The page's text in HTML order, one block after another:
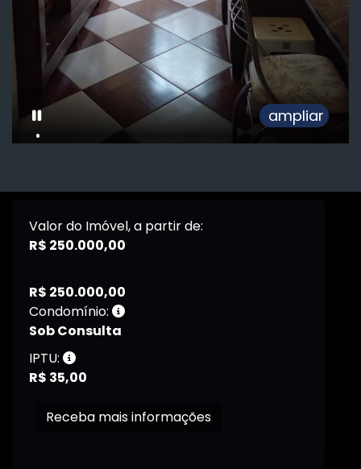
ampliar
Valor do Imóvel, a partir de:
R$ 250.000,00
R$ 250.000,00
Condomínio:
Sob Consulta
IPTU:
R$ 35,00
Receba mais informações